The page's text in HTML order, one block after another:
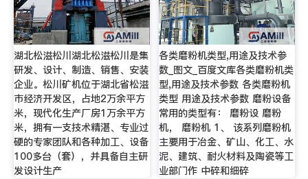
湖北松滋松川湖北松滋松川是集
研发、设计、制造、销售、安装
企业。松川矿机位于湖北省松滋
市经济开发区，占地2万余平方
米，现代化生产厂房1万余平方
米，拥有一支技术精湛、专业过
硬的专家团队和各种加工、设备
100多台（套），并具备自主研
发设计生产
各类磨粉机类型,用途及技术参
数_图文_百度文库各类磨粉机类
型,用途及技术参数 各类磨粉机
类型 用途及技术参数 磨粉设备
常用的类型有： 磨粉设 磨粉
机， 磨粉机 1、 该系列磨粉机
主要用于冶金、矿山、化工、水
泥、建筑、耐火材料及陶瓷等工
业部门作 中碎和细碎